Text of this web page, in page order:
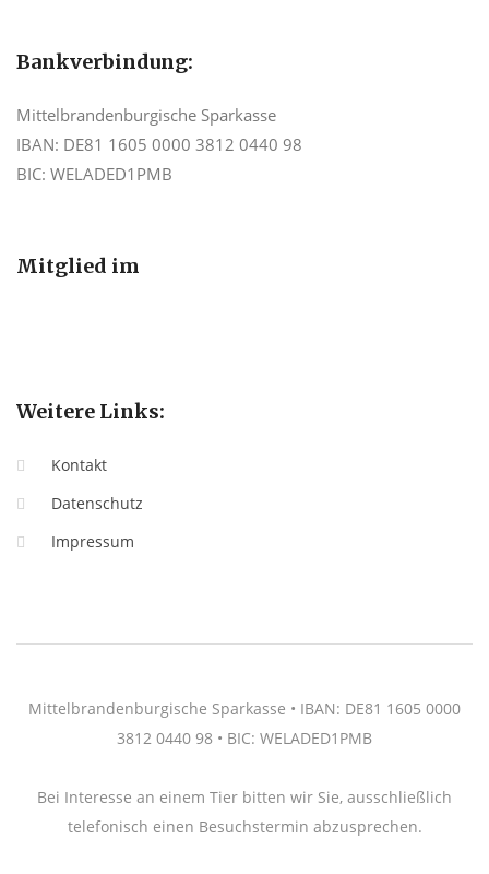
Bankverbindung:
Mittelbrandenburgische Sparkasse
IBAN: DE81 1605 0000 3812 0440 98
BIC: WELADED1PMB
Mitglied im
Weitere Links:
Kontakt
Datenschutz
Impressum
Mittelbrandenburgische Sparkasse • IBAN: DE81 1605 0000
3812 0440 98 • BIC: WELADED1PMB
Bei Interesse an einem Tier bitten wir Sie, ausschließlich
telefonisch einen Besuchstermin abzusprechen.